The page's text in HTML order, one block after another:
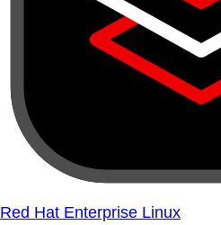
Red Hat Enterprise Linux